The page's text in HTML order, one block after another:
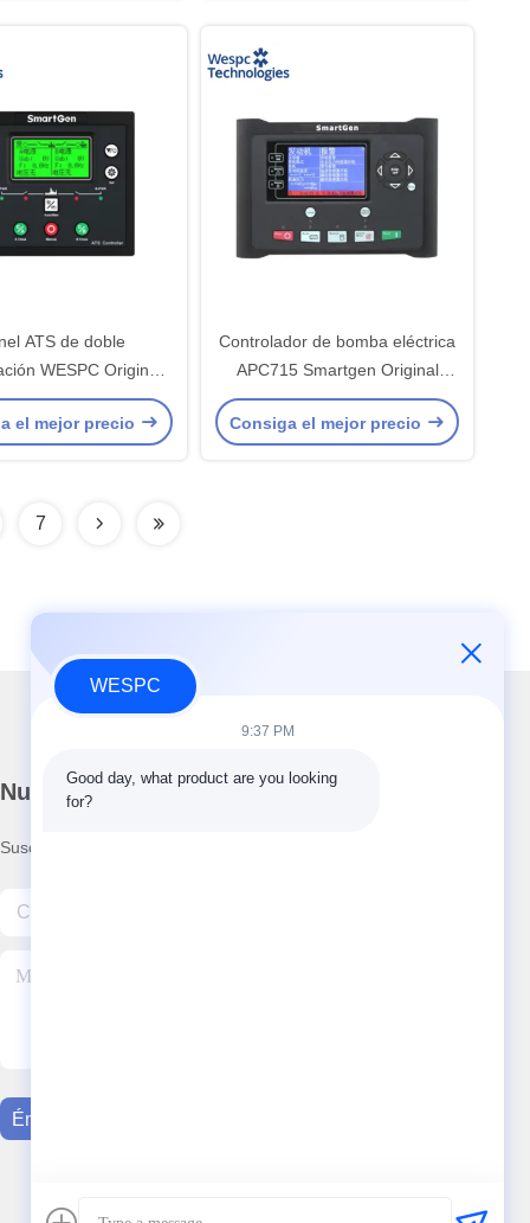
ATS de doble
WESPC Original
para generador de
automático
el mejor precio
Controlador de bomba eléctrica
APC715 Smartgen Original
WESPC Arranque automático
Consiga el mejor precio
7
Nuestro boletín
Suscríbete a nuestro boletín para obtener descuentos y más.
Éntrenos En Contacto Con
WESPC
9:37 PM
Good day, what product are you looking
for?